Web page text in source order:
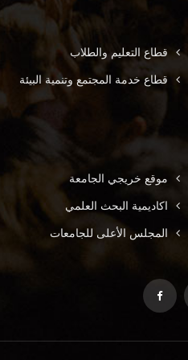
قطاع التعليم والطلاب
قطاع خدمة المجتمع وتنمية البيئة
موقع خريجي الجامعة
اكاديمية البحث العلمي
المجلس الأعلى للجامعات